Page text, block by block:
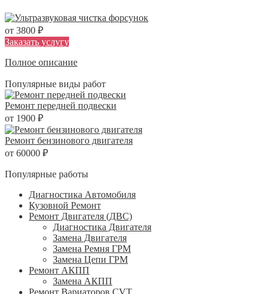
от 3800 ₽
Заказать услугу
Полное описание
Популярные виды работ
Ремонт передней подвески
от 1900 ₽
Ремонт бензинового двигателя
от 60000 ₽
Популярные работы
Диагностика Автомобиля
Кузовной Ремонт
Ремонт Двигателя (ДВС)
Диагностика Двигателя
Замена Двигателя
Замена Ремня ГРМ
Замена Цепи ГРМ
Ремонт АКПП
Замена АКПП
Ремонт Вариаторов CVT